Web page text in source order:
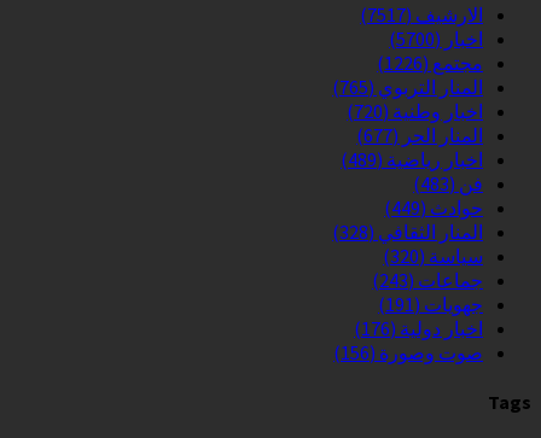
الارشيف (7517)
اخبار (5700)
مجتمع (1226)
المنار التربوي (765)
اخبار وطنية (720)
المنار الحر (677)
اخبار رياضية (489)
فن (483)
حوادث (449)
المنار الثقافي (328)
سياسة (320)
جماعات (243)
جهويات (191)
اخبار دولية (176)
صوت وصورة (156)
Tags